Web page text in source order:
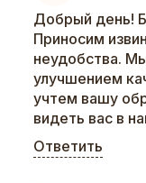
Добрый день!
Приносим
неудобства.
улучшением
учтем вашу
видеть вас в
Ответить